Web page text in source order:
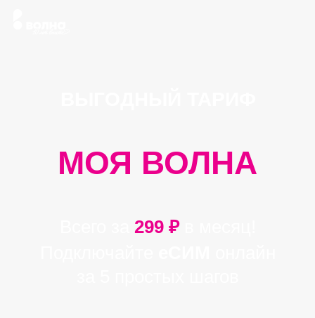
МОЯ ВОЛНА
299 ₽